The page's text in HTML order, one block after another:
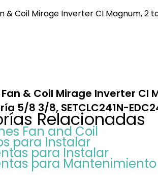
& Coil Mirage Inverter CI Magnum, 2
& Coil Mirage Inverter CI
5/8 3/8, SETCLC241N-
Relacionadas
Fan and Coil
para Instalar
para Instalar
para Mantenimiento